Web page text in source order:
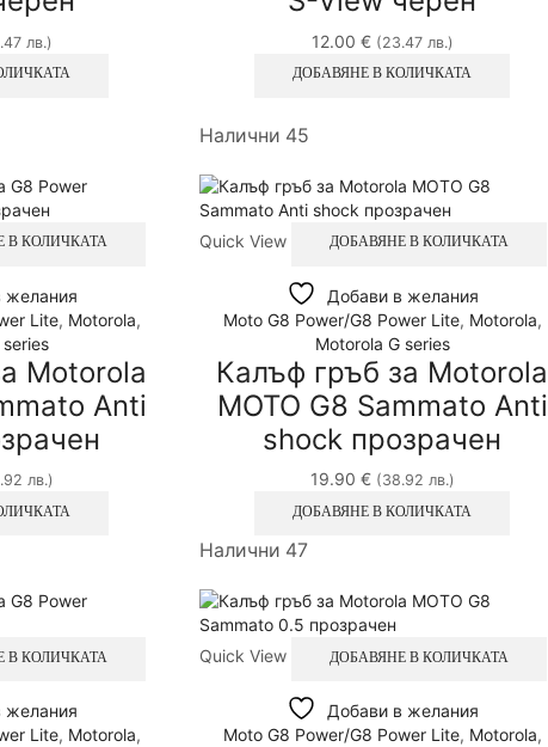
лв.) 12.00 €(23.47 лв.)
ДОБАВЯНЕ В КОЛИЧКАТА
В КОЛИЧКАТА
желания
Lite, Motorola,
Motorola
Anti
лв.)
Налични 45
Quick View ДОБАВЯНЕ В КОЛИЧКАТА
Добави в желания
Moto G8 Power/G8 Power Lite, Motorola,
Motorola G series
Калъф гръб за Motorola
MOTO G8 Sammato Anti
shock прозрачен
19.90 €(38.92 лв.)
ДОБАВЯНЕ В КОЛИЧКАТА
В КОЛИЧКАТА
желания
Lite, Motorola,
Налични 47
Quick View ДОБАВЯНЕ В КОЛИЧКАТА
Добави в желания
Moto G8 Power/G8 Power Lite, Motorola,